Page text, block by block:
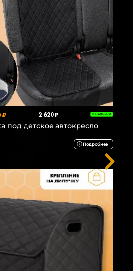
₽ 2 620 ₽ В НАЛИЧИИ
под детское автокресло
Подробнее